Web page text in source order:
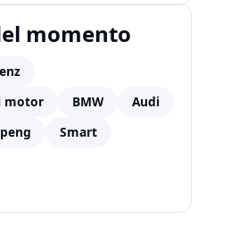
momento
motor
BMW
Audi
Smart